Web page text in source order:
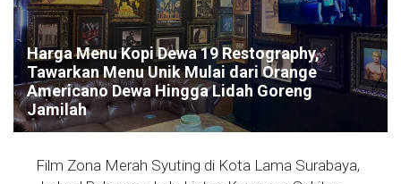
Harga Menu Kopi Dewa 19 Restography,
Tawarkan Menu Unik Mulai dari Orange
Americano Dewa Hingga Lidah Goreng
Jamilah
Film Zona Merah Syuting di Kota Lama Surabaya,